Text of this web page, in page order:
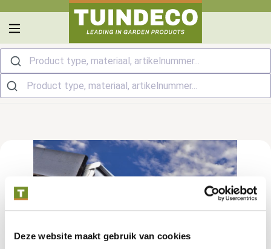
Deze website maakt gebruik van cookies
Product type, materiaal, artikelnummer...